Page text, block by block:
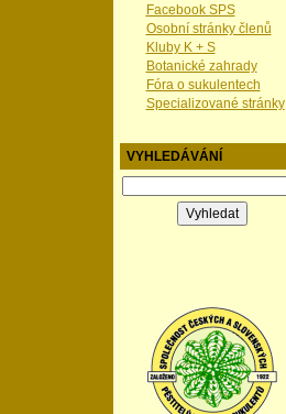
Facebook SPS
Osobní stránky členů
Kluby K + S
Botanické zahrady
Fóra o sukulentech
Specializované stránky
VYHLEDÁVÁNÍ